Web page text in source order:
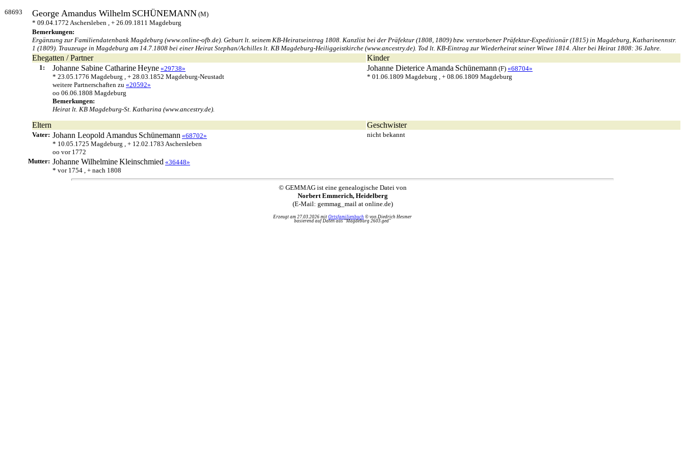
68693 George Amandus Wilhelm SCHÜNEMANN (M)
* 09.04.1772 Aschersleben , + 26.09.1811 Magdeburg
Bemerkungen:
Ergänzung zur Familiendatenbank Magdeburg (www.online-ofb.de). Geburt lt. seinem KB-Heiratseintrag 1808. Kanzlist bei der Präfektur (1808, 1809) bzw. verstorbener Präfektur-Expeditionär (1815) in Magdeburg, Katharinennstr.
1 (1809). Trauzeuge in Magdeburg am 14.7.1808 bei einer Heirat Stephan/Achilles lt. KB Magdeburg-Heiliggeistkirche (www.ancestry.de). Tod lt. KB-Eintrag zur Wiederheirat seiner Witwe 1814. Alter bei Heirat 1808: 36 Jahre.
Ehegatten / Partner Kinder
1: Johanne Sabine CatharineHeyne «29738»
* 23.05.1776 Magdeburg , + 28.03.1852 Magdeburg-Neustadt
weitere Partnerschaften zu «20592»
oo 06.06.1808 Magdeburg
Bemerkungen:
Heirat lt. KB Magdeburg-St. Katharina (www.ancestry.de).
Johanne Dieterice Amanda Schünemann (F) «68704»
* 01.06.1809 Magdeburg , + 08.06.1809 Magdeburg
Eltern Geschwister
Vater: Johann Leopold Amandus Schünemann «68702»
* 10.05.1725 Magdeburg , + 12.02.1783 Aschersleben
oo vor 1772
nicht bekannt
Mutter: Johanne WilhelmineKleinschmied «36448»
* vor 1754 , + nach 1808
© GEMMAG ist eine genealogische Datei von
Norbert Emmerich, Heidelberg
(E-Mail: gemmag_mail at online.de)
Erzeugt am 27.03.2026 mit Ortsfamilienbuch © von Diedrich Hesmer
basierend auf Daten aus "Magdeburg 2603.ged"